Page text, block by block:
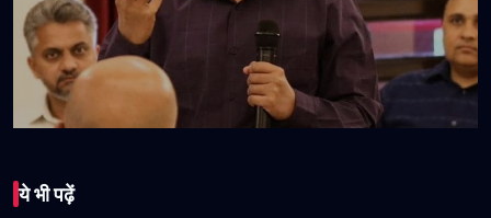
ये भी पढ़ें